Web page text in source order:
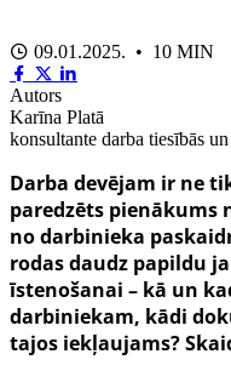
09.01.2025. • 10 MIN
Autors
Karīna Platā
konsultante darba tiesībās
Darba devējam ir ne
paredzēts pienākums
no darbinieka
rodas daudz papildu
īstenošanai – kā un
darbiniekam, kādi
tajos iekļaujams?